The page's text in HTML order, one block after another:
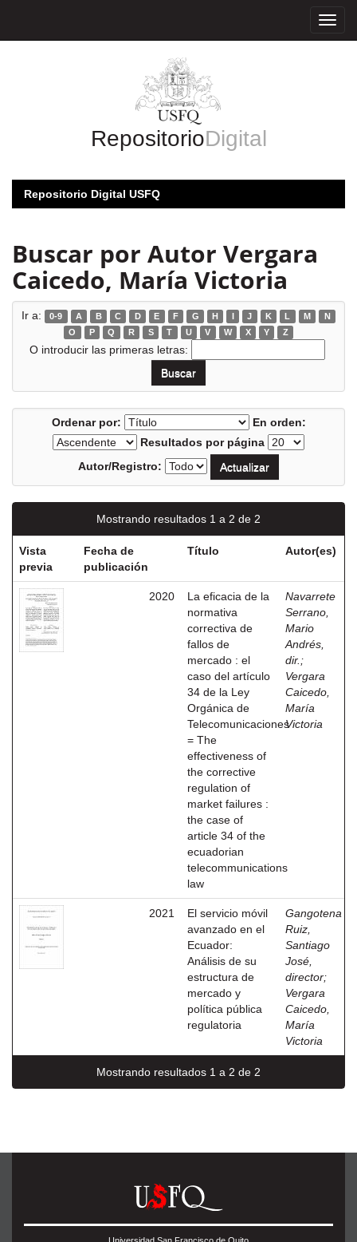
RepositorioDigital
Repositorio Digital USFQ
Buscar por Autor Vergara
Caicedo, María Victoria
Ir a: 0-9 A B C D E F G H I J K L M
N
O
P Q R S T U V W X Y Z
O introducir las primeras letras:
Ordenar por:
En orden:
Resultados por página
Autor/Registro:
Mostrando resultados 1 a 2 de 2
Vista
previa
Fecha de
publicación
Título Autor(es)
2020
La eficacia de la
normativa
correctiva de
fallos de
mercado : el
caso del artículo
34 de la Ley
Orgánica de
Telecomunicaciones
= The
effectiveness of
the corrective
regulation of
market failures :
the case of
article 34 of the
ecuadorian
telecommunications
law
Navarrete
Serrano,
Mario
Andrés,
dir. ;
Vergara
Caicedo,
María
Victoria
2021
El servicio móvil
avanzado en el
Ecuador:
Análisis de su
estructura de
mercado y
política pública
regulatoria
Gangotena
Ruiz,
Santiago
José,
director;
Vergara
Caicedo,
María
Victoria
Mostrando resultados 1 a 2 de 2